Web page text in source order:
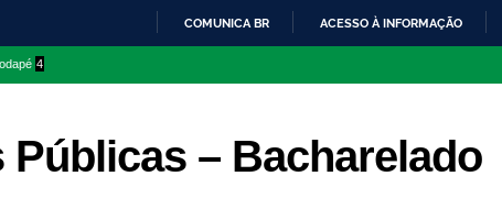
O
COMUNICA BR ACESSO À INFORMAÇÃO
4
Públicas – Bacharelado